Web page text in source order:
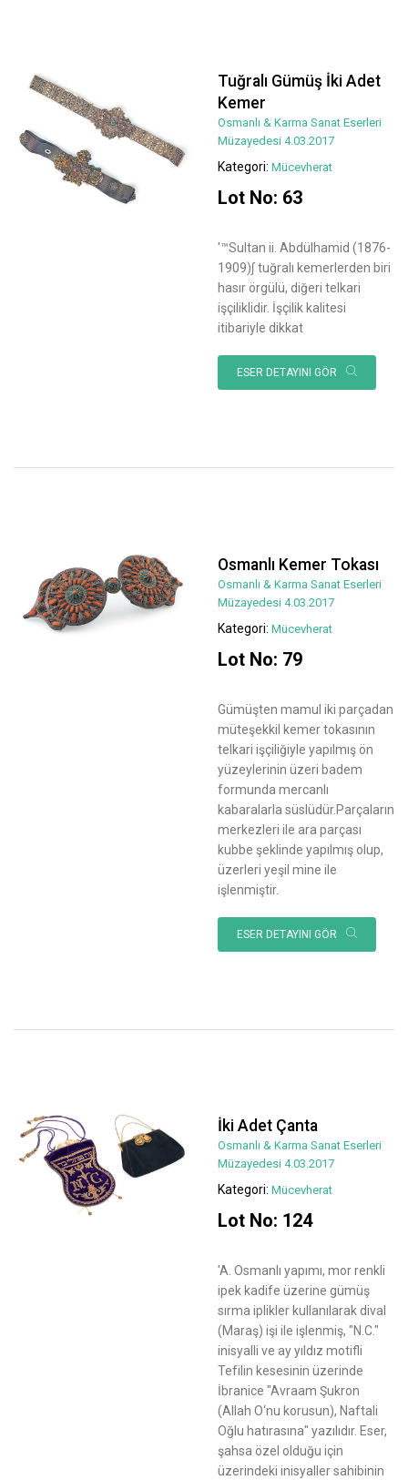
Tuğralı Gümüş İki Adet
Kemer
Osmanlı & Karma Sanat Eserleri
Müzayedesi 4.03.2017
Kategori: Mücevherat
Lot No: 63
'™Sultan ii. Abdülhamid (1876-
1909)∫ tuğralı kemerlerden biri
hasır örgülü, diğeri telkari
işçiliklidir. İşçilik kalitesi
itibariyle dikkat
ESER DETAYINI GÖR
Osmanlı Kemer Tokası
Osmanlı & Karma Sanat Eserleri
Müzayedesi 4.03.2017
Kategori: Mücevherat
Lot No: 79
Gümüşten mamul iki parçadan
müteşekkil kemer tokasının
telkari işçiliğiyle yapılmış ön
yüzeylerinin üzeri badem
formunda mercanlı
kabaralarla süslüdür.Parçaların
merkezleri ile ara parçası
kubbe şeklinde yapılmış olup,
üzerleri yeşil mine ile
işlenmiştir.
ESER DETAYINI GÖR
İki Adet Çanta
Osmanlı & Karma Sanat Eserleri
Müzayedesi 4.03.2017
Kategori: Mücevherat
Lot No: 124
'A. Osmanlı yapımı, mor renkli
ipek kadife üzerine gümüş
sırma iplikler kullanılarak dival
(Maraş) işi ile işlenmiş, "N.C."
inisyalli ve ay yıldız motifli
Tefilin kesesinin üzerinde
İbranice "Avraam Şukron
(Allah O‘nu korusun), Naftali
Oğlu hatırasına" yazılıdır. Eser,
şahsa özel olduğu için
üzerindeki inisyaller sahibinin